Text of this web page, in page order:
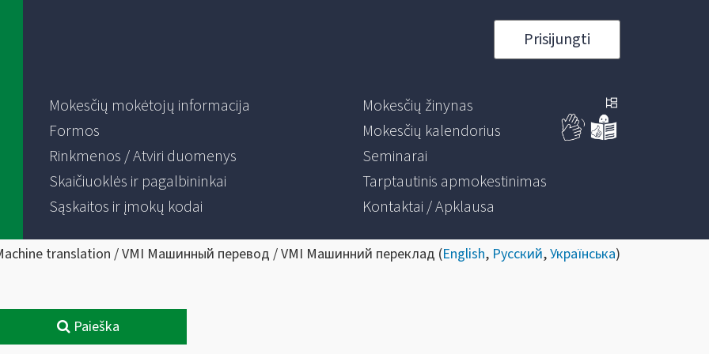
Prisijungti
Mokesčių mokėtojų informacija
Formos
Rinkmenos / Atviri duomenys
Skaičiuoklės ir pagalbininkai
Sąskaitos ir įmokų kodai
Mokesčių žinynas
Mokesčių kalendorius
Seminarai
Tarptautinis apmokestinimas
Kontaktai / Apklausa
translation / VMI Машинный перевод / VMI Машинний переклад (English, Русский,Українська)
Paieška